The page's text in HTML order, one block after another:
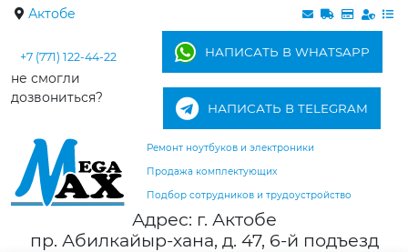
Актобе
+7 (771) 122-44-22
не смогли
дозвониться?
НАПИСАТЬ В WHATSAPP
НАПИСАТЬ В TELEGRAM
Ремонт ноутбуков и электроники
Продажа комплектующих
Подбор сотрудников и трудоустройство
Адрес: г. Актобе
пр. Абилкайыр-хана, д. 47, 6-й подъезд